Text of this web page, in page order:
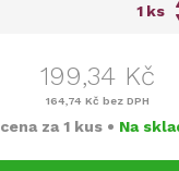
ks
199,34 Kč
164,74 Kč bez DPH
cena za 1 kus • Na